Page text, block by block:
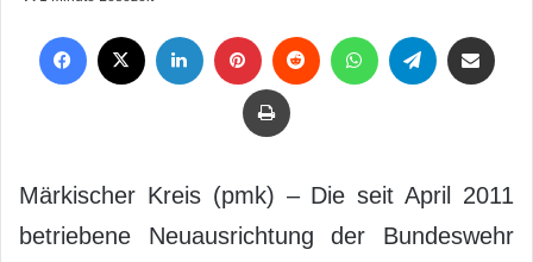
Drucken
Märkischer Kreis (pmk) – Die seit April 2011
betriebene Neuausrichtung der Bundeswehr